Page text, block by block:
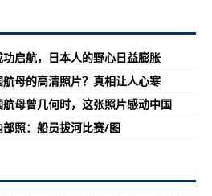
启航，日本人的野心日益膨胀
母的高清照片？真相让人心寒
母曾几何时，这张照片感动中国
照：船员拔河比赛/图